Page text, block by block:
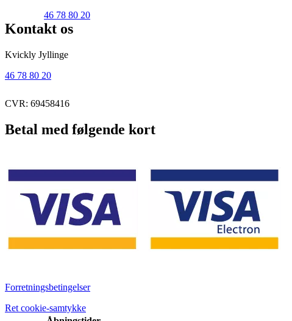
46 78 80 20
Kontakt os
Kvickly Jyllinge
46 78 80 20
CVR: 69458416
Betal med følgende kort
Forretningsbetingelser
Ret cookie-samtykke